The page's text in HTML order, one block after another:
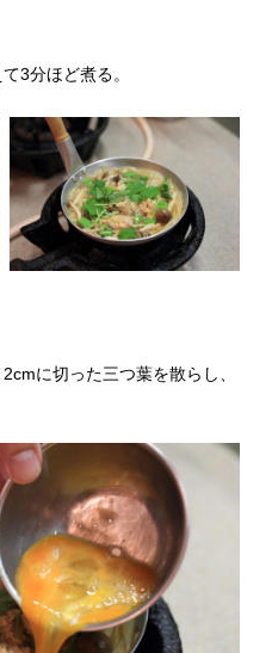
3分ほど煮る。
に切った三つ葉を散らし、